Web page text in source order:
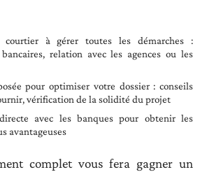
courtier à gérer toutes les démarches :
relation avec les agences ou les
pour optimiser votre dossier : conseils
vérification de la solidité du projet
avec les banques pour obtenir les
avantageuses
complet vous fera gagner un